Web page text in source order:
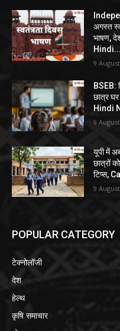
अगस्त
भाषण,
Hindi...
9
BSEB:
छात्र
Hindi
9
यूपी में
छात्रों
टिप्स,
9
POPULAR CATEGORY
टेक्नोलॉजी
देश
हेल्थ
कृषि समाचार